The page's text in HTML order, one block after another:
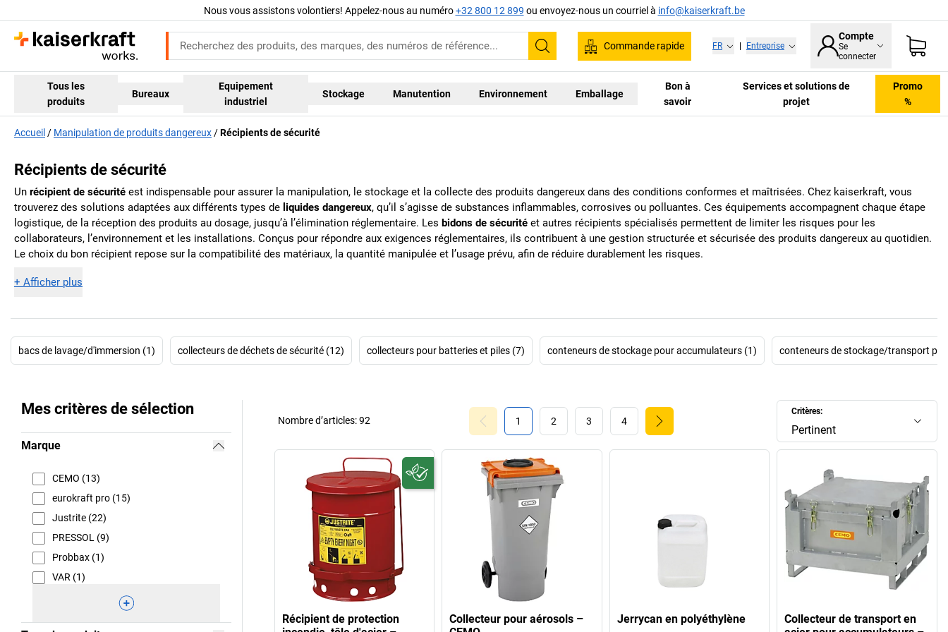
Nous vous assistons volontiers! Appelez-nous au numéro+32 800 12 899 ou envoyez-nous un courriel à info@kaiserkraft.be
Recherche
Commande rapide FR Entreprise
Compte
Se
connecter
Tous les
produits
Bureaux
Equipement
industriel
Stockage Manutention Environnement Emballage
Bon à
savoir
Services et solutions de
projet
Promo
%
Accueil Manipulation de produits dangereux Récipients de sécurité
Récipients de sécurité
Un récipient de sécurité est indispensable pour assurer la manipulation, le stockage et la collecte des produits dangereux dans des conditions conformes et maîtrisées. Chez kaiserkraft, vous
trouverez des solutions adaptées aux différents types de liquides dangereux, qu’il s’agisse de substances inflammables, corrosives ou polluantes. Ces équipements accompagnent chaque étape
logistique, de la réception des produits au dosage, jusqu’à l’élimination réglementaire. Les bidons de sécurité et autres récipients spécialisés permettent de limiter les risques pour les
collaborateurs, l’environnement et les installations. Conçus pour répondre aux exigences réglementaires, ils contribuent à une gestion structurée et sécurisée des produits dangereux au quotidien.
Le choix du bon récipient repose sur la compatibilité des matériaux, la quantité manipulée et l’usage prévu, afin de réduire durablement les risques.
+ Afficher plus
bacs de lavage/d'immersion (1) collecteurs de déchets de sécurité (12) collecteurs pour batteries et piles (7) conteneurs de stockage pour accumulateurs (1) conteneurs de stockage/transport
Mes critères de sélection
Marque
CEMO (13)
eurokraft pro (15)
Justrite (22)
PRESSOL (9)
Probbax (1)
VAR (1)
Critères:
Pertinent
1 2 3 4
Nombre d’articles:92
Récipient de protection
Collecteur pour aérosols –
Jerrycan en polyéthylène
Collecteur de transport en